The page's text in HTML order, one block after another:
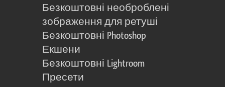
Безкоштовні необроблені
зображення для ретуші
Безкоштовні Photoshop
Екшени
Безкоштовні Lightroom
Пресети